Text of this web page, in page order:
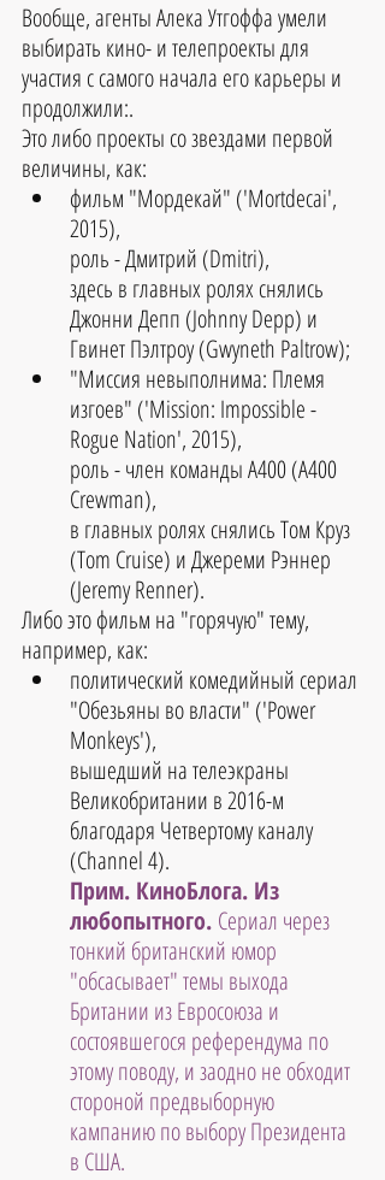
Вообще, агенты Алека Утгоффа умели
выбирать кино- и телепроекты для
участия с самого начала его карьеры и
продолжили:.
Это либо проекты со звездами первой
величины, как:
фильм "Мордекай" ('Mortdecai',
2015),
роль - Дмитрий (Dmitri),
здесь в главных ролях снялись
Джонни Депп (Johnny Depp) и
Гвинет Пэлтроу (Gwyneth Paltrow);
"Миссия невыполнима: Племя
изгоев" ('Mission: Impossible -
Rogue Nation', 2015),
роль - член команды А400 (A400
Crewman),
в главных ролях снялись Том Круз
(Tom Cruise) и Джереми Рэннер
(Jeremy Renner).
Либо это фильм на "горячую" тему,
например, как:
политический комедийный сериал
"Обезьяны во власти" ('Power
Monkeys'),
вышедший на телеэкраны
Великобритании в 2016-м
благодаря Четвертому каналу
(Channel 4).
Прим. КиноБлога. Из
любопытного. Сериал через
тонкий британский юмор
"обсасывает" темы выхода
Британии из Евросоюза и
состоявшегося референдума по
этому поводу, и заодно не обходит
стороной предвыборную
кампанию по выбору Президента
в США.